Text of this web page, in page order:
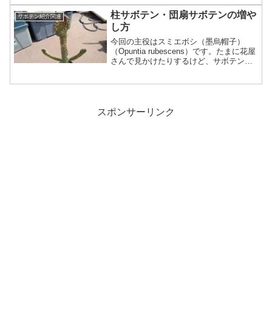
ーサボテンタイムそんで今回はその結果
です。これは１年前の...
サボテン紹介関連
柱サボテン・団扇サボテンの増や
し方
今回の主役はスミエボシ（墨烏帽子）
（Opuntia rubescens）です。たまに花屋
さんで見かけたりするけど、サボテン専
スポンサーリンク